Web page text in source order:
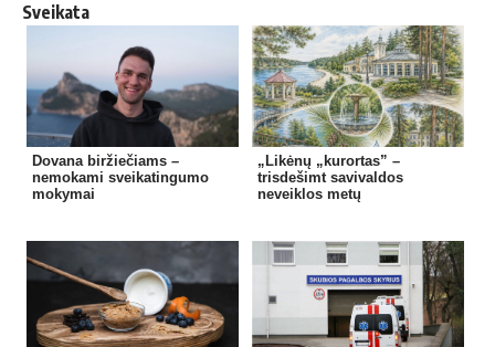
Sveikata
Dovana biržiečiams –
nemokami sveikatingumo
mokymai
„Likėnų „kurortas” –
trisdešimt savivaldos
neveiklos metų